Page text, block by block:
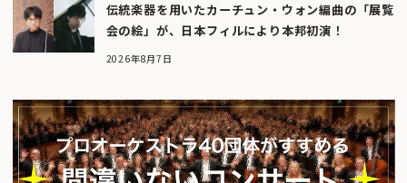
伝統楽器を用いたカーチュン・ウォン編曲の「展覧
会の絵」が、日本フィルにより本邦初演！
2026年8月7日